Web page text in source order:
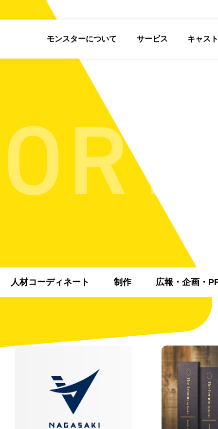
モンスターについて サービス キャスト
人材コーディネート 制作 広報・企画・